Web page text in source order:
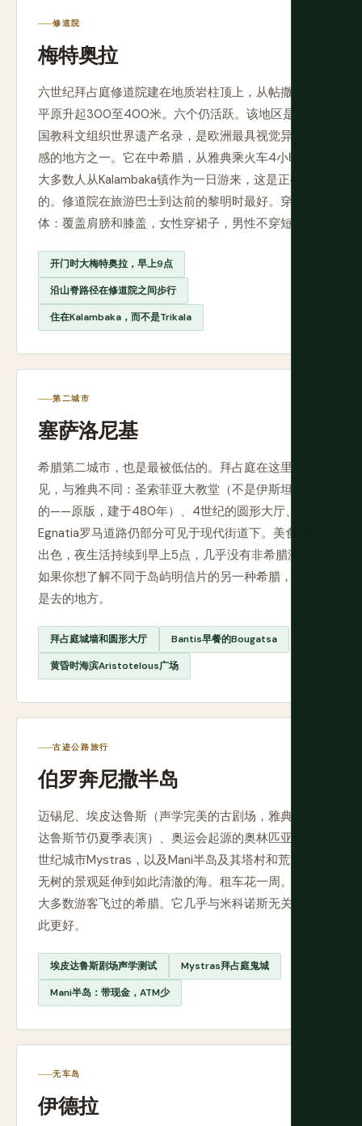
修道院
梅特奥拉
六世纪拜占庭修道院建在地质岩柱顶上，从帖撒利亚
平原升起300至400米。六个仍活跃。该地区是联合
国教科文组织世界遗产名录，是欧洲最具视觉异世界
感的地方之一。它在中希腊，从雅典乘火车4小时。
大多数人从Kalambaka镇作为一日游来，这是正确
的。修道院在旅游巴士到达前的黎明时最好。穿着得
体：覆盖肩膀和膝盖，女性穿裙子，男性不穿短裤。
开门时大梅特奥拉，早上9点
沿山脊路径在修道院之间步行
住在Kalambaka，而不是Trikala
第二城市
塞萨洛尼基
希腊第二城市，也是最被低估的。拜占庭在这里可
见，与雅典不同：圣索菲亚大教堂（不是伊斯坦布尔
的——原版，建于480年）、4世纪的圆形大厅、Via
Egnatia罗马道路仍部分可见于现代街道下。美食场景
出色，夜生活持续到早上5点，几乎没有非希腊游客。
如果你想了解不同于岛屿明信片的另一种希腊，这里
是去的地方。
拜占庭城墙和圆形大厅 Bantis早餐的Bougatsa
黄昏时海滨Aristotelous广场
古迹公路旅行
伯罗奔尼撒半岛
迈锡尼、埃皮达鲁斯（声学完美的古剧场，雅典埃皮
达鲁斯节仍夏季表演）、奥运会起源的奥林匹亚、中
世纪城市Mystras，以及Mani半岛及其塔村和荒凉、
无树的景观延伸到如此清澈的海。租车花一周。这是
大多数游客飞过的希腊。它几乎与米科诺斯无关，因
此更好。
埃皮达鲁斯剧场声学测试 Mystras拜占庭鬼城
Mani半岛：带现金，ATM少
无车岛
伊德拉